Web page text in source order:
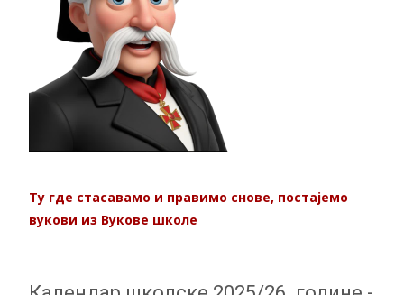
Ту где стасавамо и правимо снове, постајемо
вукови из Вукове школе